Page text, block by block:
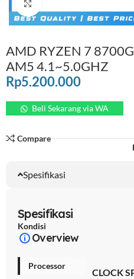
AMD RYZEN 7
AM5 4.1~5.0GHZ
Rp5.200.000
Beli Sekarang via WA
Compare
Spesifikasi
Spesifikasi
Kondisi
Overview
Processor
CLOCK